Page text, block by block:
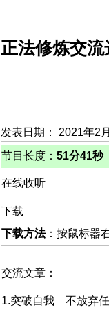
正法修炼交流
发表日期： 2021年2
节目长度： 51分41秒
在线收听
下载
下载方法：按鼠标器
交流文章：
1.突破自我 不放弃任